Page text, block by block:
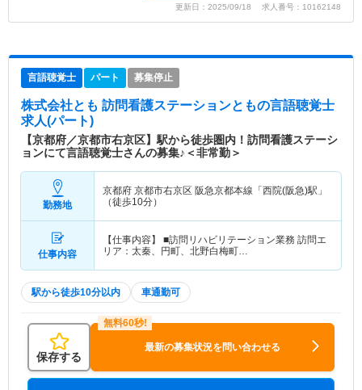
更新日：2025/09/18 求人番号：10162148
言語聴覚士 パート 募集停止
株式会社とも 訪問看護ステーションともの言語聴覚士
求人(パート)
【京都府／京都市右京区】駅から徒歩圏内！訪問看護ステーシ
ョンにて言語聴覚士さんの募集♪＜非常勤＞
勤務地
京都府 京都市右京区 阪急京都本線「西院(阪急)駅」
（徒歩10分）
仕事内容
【仕事内容】 ■訪問リハビリテーション業務 訪問エ
リア：太秦、円町、北野白梅町…
駅から徒歩10分以内 車通勤可
保存する
最新の募集状況を問い合わせる